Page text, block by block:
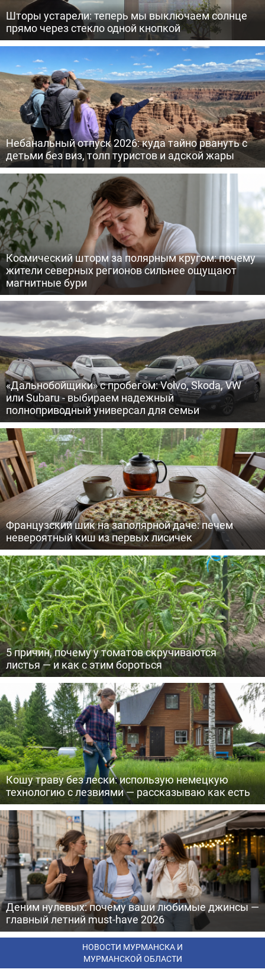
Шторы устарели: теперь мы выключаем солнце
прямо через стекло одной кнопкой
Небанальный отпуск 2026: куда тайно рвануть с
детьми без виз, толп туристов и адской жары
Космический шторм за полярным кругом: почему
жители северных регионов сильнее ощущают
магнитные бури
«Дальнобойщики» с пробегом: Volvo, Skoda, VW
или Subaru - выбираем надежный
полноприводный универсал для семьи
Французский шик на заполярной даче: печем
невероятный киш из первых лисичек
5 причин, почему у томатов скручиваются
листья — и как с этим бороться
Кошу траву без лески: использую немецкую
технологию с лезвиями — рассказываю как есть
Деним нулевых: почему ваши любимые джинсы —
главный летний must-have 2026
НОВОСТИ МУРМАНСКА И
МУРМАНСКОЙ ОБЛАСТИ